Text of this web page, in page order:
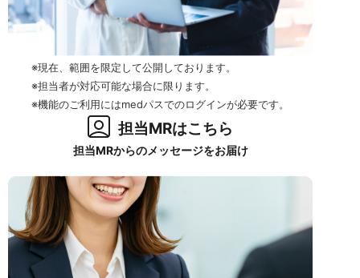
※現在、範囲を限定して公開しております。
※担当者が対応可能な場合に限ります。
※機能のご利用にはmedパスでのログインが必要です。
担当MRはこちら
担当MRからのメッセージをお届け